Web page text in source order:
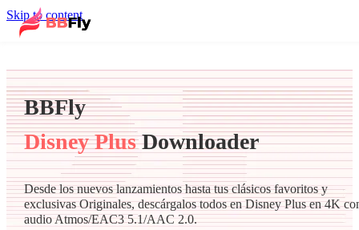
Skip to content
BBFly
Disney PlusDownloader
Desde los nuevos lanzamientos hasta tus clásicos favoritos y
exclusivas Originales, descárgalos todos en Disney Plus en 4K
audio Atmos/EAC3 5.1/AAC 2.0.